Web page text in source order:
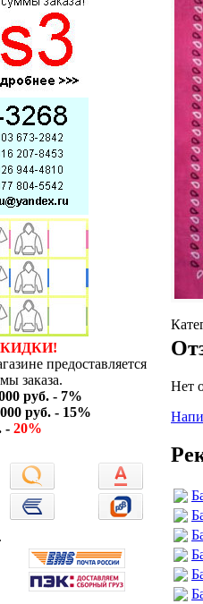
предоставляется
заказа.
руб. - 7%
руб. - 15%
- 20%
Нет